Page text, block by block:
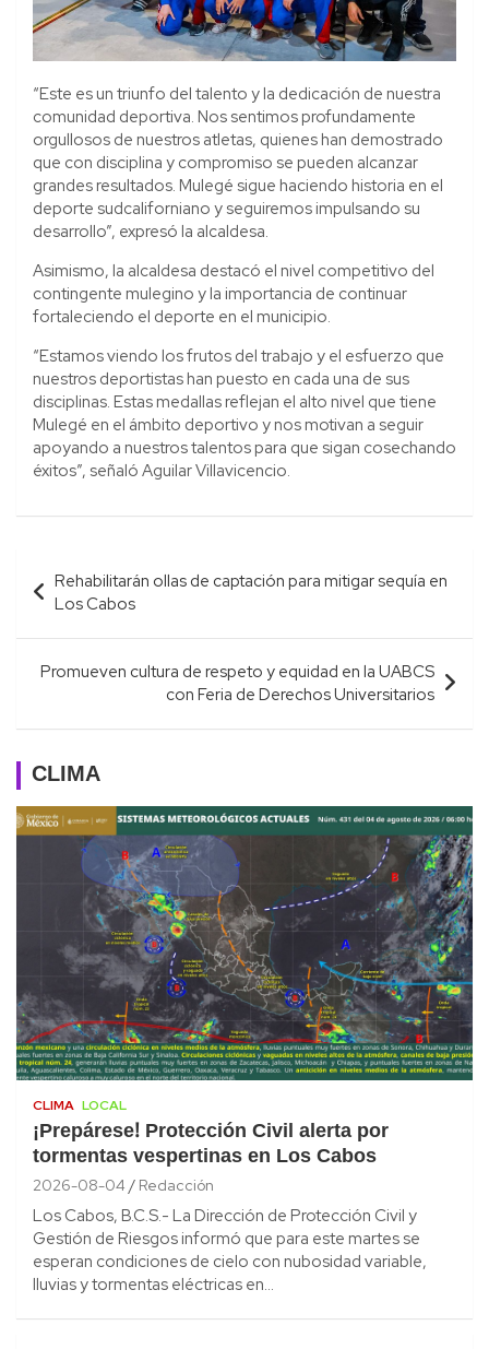
“Este es un triunfo del talento y la dedicación de nuestra
comunidad deportiva. Nos sentimos profundamente
orgullosos de nuestros atletas, quienes han demostrado
que con disciplina y compromiso se pueden alcanzar
grandes resultados. Mulegé sigue haciendo historia en el
deporte sudcaliforniano y seguiremos impulsando su
desarrollo”, expresó la alcaldesa.
Asimismo, la alcaldesa destacó el nivel competitivo del
contingente mulegino y la importancia de continuar
fortaleciendo el deporte en el municipio.
“Estamos viendo los frutos del trabajo y el esfuerzo que
nuestros deportistas han puesto en cada una de sus
disciplinas. Estas medallas reflejan el alto nivel que tiene
Mulegé en el ámbito deportivo y nos motivan a seguir
apoyando a nuestros talentos para que sigan cosechando
éxitos”, señaló Aguilar Villavicencio.
Navegación
de
entradas
Rehabilitarán ollas de captación para mitigar sequía en
Los Cabos
Promueven cultura de respeto y equidad en la UABCS
con Feria de Derechos Universitarios
CLIMA
CLIMA LOCAL
¡Prepárese! Protección Civil alerta por
tormentas vespertinas en Los Cabos
2026-08-04 Redacción
Los Cabos, B.C.S.- La Dirección de Protección Civil y
Gestión de Riesgos informó que para este martes se
esperan condiciones de cielo con nubosidad variable,
lluvias y tormentas eléctricas en…